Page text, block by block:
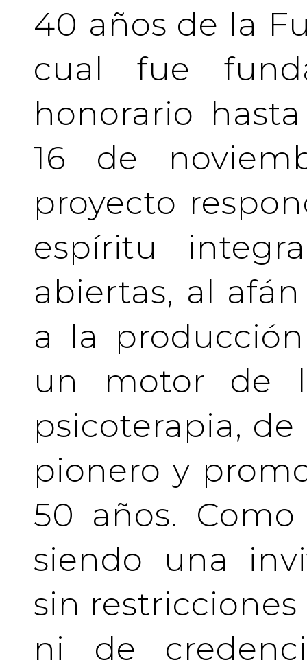
40 años de la
cual fue
honorario
16 de
proyecto
espíritu
abiertas, al
a la
un motor de
psicoterapia,
pionero y
50 años.
siendo una
sin
ni de